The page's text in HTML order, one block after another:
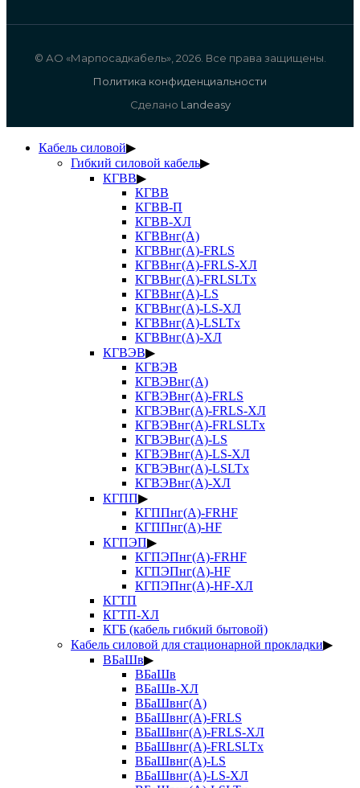
© АО «Марпосадкабель», 2026. Все права защищены.
Политика конфиденциальности
Сделано Landeasy
Кабель силовой▶
Гибкий силовой кабель▶
КГВВ▶
КГВВ
КГВВ-П
КГВВ-ХЛ
КГВВнг(А)
КГВВнг(А)-FRLS
КГВВнг(А)-FRLS-ХЛ
КГВВнг(А)-FRLSLTx
КГВВнг(А)-LS
КГВВнг(А)-LS-ХЛ
КГВВнг(А)-LSLTx
КГВВнг(А)-ХЛ
КГВЭВ▶
КГВЭВ
КГВЭВнг(А)
КГВЭВнг(А)-FRLS
КГВЭВнг(А)-FRLS-ХЛ
КГВЭВнг(А)-FRLSLTx
КГВЭВнг(А)-LS
КГВЭВнг(А)-LS-ХЛ
КГВЭВнг(А)-LSLTx
КГВЭВнг(А)-ХЛ
КГПП▶
КГППнг(А)-FRHF
КГППнг(А)-HF
КГПЭП▶
КГПЭПнг(А)-FRHF
КГПЭПнг(А)-HF
КГПЭПнг(А)-HF-ХЛ
КГТП
КГТП-ХЛ
КГБ (кабель гибкий бытовой)
Кабель силовой для стационарной прокладки▶
ВБаШв▶
ВБаШв
ВБаШв-ХЛ
ВБаШвнг(А)
ВБаШвнг(А)-FRLS
ВБаШвнг(А)-FRLS-ХЛ
ВБаШвнг(А)-FRLSLTx
ВБаШвнг(А)-LS
ВБаШвнг(А)-LS-ХЛ